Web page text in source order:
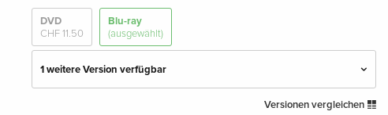
DVD
CHF 11.50
Blu-ray
(ausgewählt)
1 weitere Version verfügbar
CHF 14.50
Versionen vergleichen